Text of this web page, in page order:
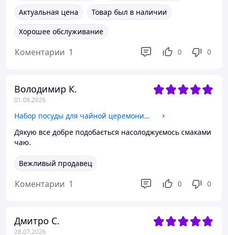
Актуальная цена
Товар был в наличии
Хорошее обслуживание
Коментарии 1 0 0
Володимир К.
01.08.2026
Набор посуды для чайной церемонии "Син Шоу" на 4 персоны
Дякую все добре подобається насолоджуємось смаками
чаю.
Вежливый продавец
Коментарии 1 0 0
Дмитро С.
28.07.2026